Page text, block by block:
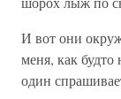
И вот они
меня, как
один